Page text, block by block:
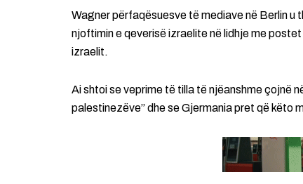
Wagner përfaqësuesve të mediave në Berlin u
njoftimin e qeverisë izraelite në lidhje me
izraelit.
Ai shtoi se veprime të tilla të njëanshme çojnë
palestinezëve” dhe se Gjermania pret që këto